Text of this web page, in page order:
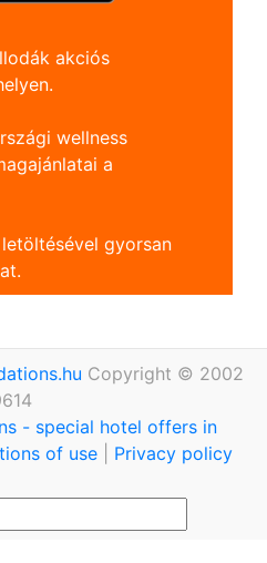
akciós
wellness
a
gyorsan
Copyright © 2002
- special hotel offers in
of use Privacy policy